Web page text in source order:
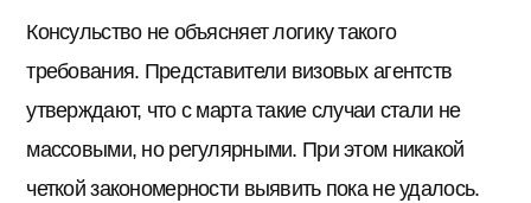
Консульство не объясняет логику такого
требования. Представители визовых агентств
утверждают, что с марта такие случаи стали не
массовыми, но регулярными. При этом никакой
четкой закономерности выявить пока не удалось.